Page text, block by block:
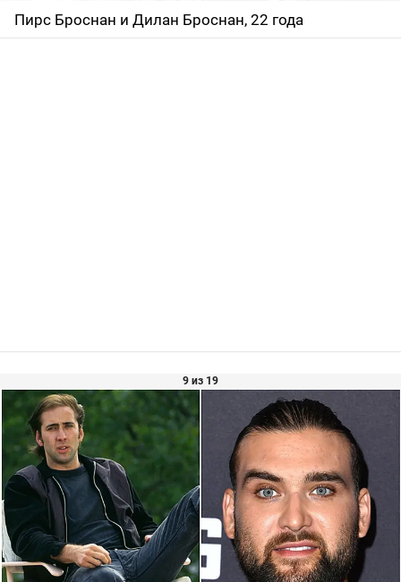
Пирс Броснан и Дилан Броснан, 22 года
9 из 19